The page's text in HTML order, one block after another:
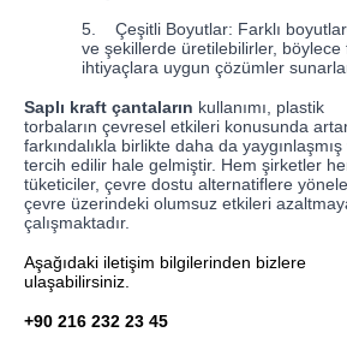
5. Çeşitli Boyutlar: Farklı
ve şekillerde üretilebilirler, böylece
ihtiyaçlara uygun çözümler
Saplı kraft çantaların kullanımı, plastik
torbaların çevresel etkileri konusunda
farkındalıkla birlikte daha da yaygınlaşmış
tercih edilir hale gelmiştir. Hem şirketler
tüketiciler, çevre dostu alternatiflere
çevre üzerindeki olumsuz etkileri
çalışmaktadır.
Aşağıdaki iletişim bilgilerinden bizlere
ulaşabilirsiniz.
+90 216 232 23 45